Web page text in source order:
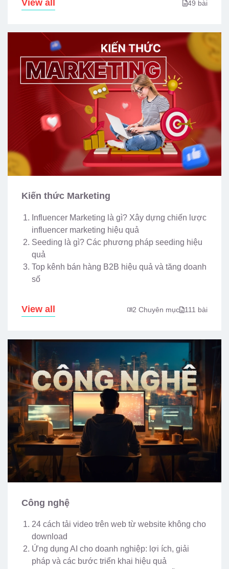
View all 49 bài
Kiến thức Marketing
Influencer Marketing là gì? Xây dựng chiến lược
influencer marketing hiệu quả
Seeding là gì? Các phương pháp seeding hiệu
quả
Top kênh bán hàng B2B hiệu quả và tăng doanh
số
View all 2 Chuyên mục 111 bài
Công nghệ
24 cách tải video trên web từ website không cho
download
Ứng dụng AI cho doanh nghiệp: lợi ích, giải
pháp và các bước triển khai hiệu quả